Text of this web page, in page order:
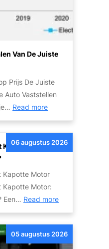
Van De Juiste
Prijs De Juiste
Auto Vaststellen
Read more:
T
i
p
e
t
Kapotte Motor:
06 augustus 2026
Kapotte Motor
Kapotte Motor:
Een… Read more:
A
u
t
05 augustus 2026